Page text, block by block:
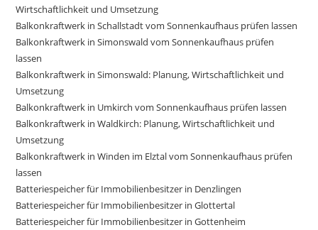
Wirtschaftlichkeit und Umsetzung
Balkonkraftwerk in Schallstadt vom Sonnenkaufhaus prüfen lassen
Balkonkraftwerk in Simonswald vom Sonnenkaufhaus prüfen
lassen
Balkonkraftwerk in Simonswald: Planung, Wirtschaftlichkeit und
Umsetzung
Balkonkraftwerk in Umkirch vom Sonnenkaufhaus prüfen lassen
Balkonkraftwerk in Waldkirch: Planung, Wirtschaftlichkeit und
Umsetzung
Balkonkraftwerk in Winden im Elztal vom Sonnenkaufhaus prüfen
lassen
Batteriespeicher für Immobilienbesitzer in Denzlingen
Batteriespeicher für Immobilienbesitzer in Glottertal
Batteriespeicher für Immobilienbesitzer in Gottenheim